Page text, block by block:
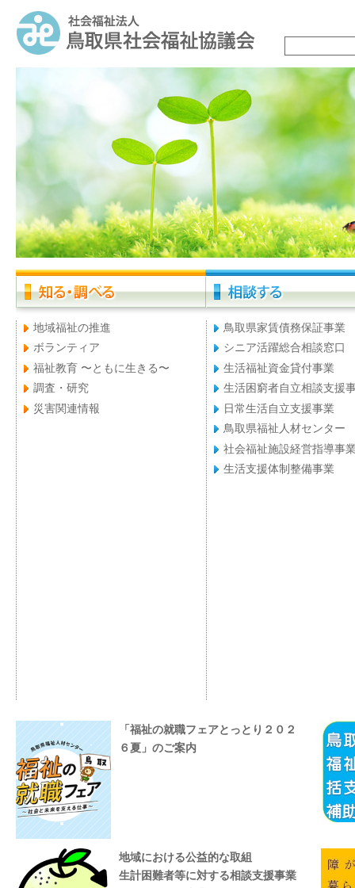
地域福祉の推進
ボランティア
福祉教育 〜ともに生きる〜
調査・研究
災害関連情報
鳥取県家賃債務保証事業
シニア活躍総合相談窓口
生活福祉資金貸付事業
生活困窮者自立相談支援
日常生活自立支援事業
鳥取県福祉人材センター
社会福祉施設経営指導事
生活支援体制整備事業
「福祉の就職フェアとっとり２０２
６夏」のご案内
地域における公益的な取組
生計困難者等に対する相談支援事業